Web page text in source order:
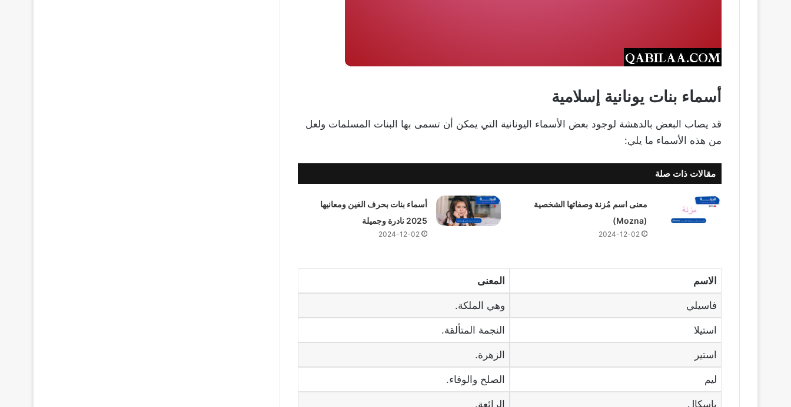
أسماء بنات يونانية إسلامية
قد يصاب البعض بالدهشة لوجود بعض الأسماء اليونانية التي يمكن أن تسمى بها البنات المسلمات ولعل
من هذه الأسماء ما يلي:
مقالات ذات صلة
معنى اسم مُزنة وصفاتها الشخصية
(Mozna)
2024-12-02
أسماء بنات بحرف الغين ومعانيها
2025 نادرة وجميلة
2024-12-02
الاسم المعنى
فاسيلي وهي الملكة.
استيلا النجمة المتألقة.
استير الزهرة.
ليم الصلح والوفاء.
باسكال الرائعة.